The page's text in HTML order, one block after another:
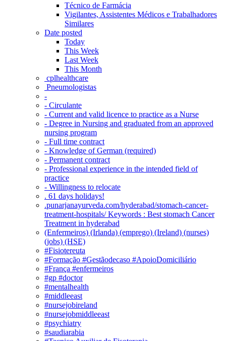
Técnico de Farmácia
Vigilantes, Assistentes Médicos e Trabalhadores
Similares
Date posted
Today
This Week
Last Week
This Month
‎ cplhealthcare‬
Pneumologistas
-
- Circulante
- Current and valid licence to practice as a Nurse
- Degree in Nursing and graduated from an approved
nursing program
- Full time contract
- Knowledge of German (required)
- Permanent contract
- Professional experience in the intended field of
practice
- Willingness to relocate
. 61 days holidays!
.punarjanayurveda.com/hyderabad/stomach-cancer-
treatment-hospitals/ Keywords : Best stomach Cancer
Treatment in hyderabad
(Enfermeiros) (Irlanda) (emprego) (Ireland) (nurses)
(jobs) (HSE)
#Fisiotereuta
#Formação #Gestãodecaso #ApoioDomiciliário
#França #enfermeiros
#gp #doctor
#mentalhealth
#middleeast
#nursejobireland
#nursejobmiddleeast
#psychiatry
#saudiarabia